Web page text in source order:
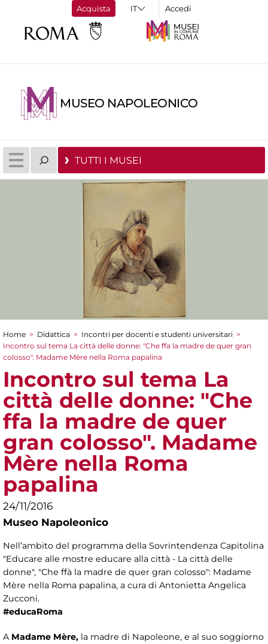
Acquista Accedi
MUSEO NAPOLEONICO
TUTTI I MUSEI
Tu sei qui
Home > Didattica > Incontri per docenti e studenti universitari >
Incontro sul tema La città delle donne: "Che ffa la madre de quer gran
colosso". Madame Mère nella Roma papalina
Incontro sul tema La
città delle donne: "Che
ffa la madre de quer
gran colosso". Madame
Mère nella Roma
papalina
24/11/2016
Museo Napoleonico
Nell’ambito del programma della Sovrintendenza Capitolina
"Educare alle mostre educare alla città - La città delle
donne", "Che ffà la madre de quer gran colosso": Madame
Mère nella Roma papalina, a cura di Antonietta Angelica
Zucconi.
#educaRoma
A Madame Mère, la madre di Napoleone, e al suo soggiorno